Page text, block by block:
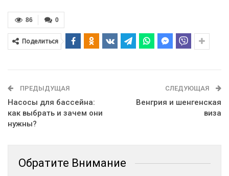
0
86
Поделиться
ПРЕДЫДУЩАЯ
Насосы для бассейна:
как выбрать и зачем они
нужны?
СЛЕДУЮЩАЯ
Венгрия и шенгенская
виза
Обратите Внимание